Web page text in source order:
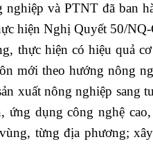
nghiệp và PTNT đã ban
hiện Nghị Quyết 50/
thực hiện có hiệu quả
mới theo hướng nông
xuất nông nghiệp sang
ứng dụng công nghệ
từng địa phương;